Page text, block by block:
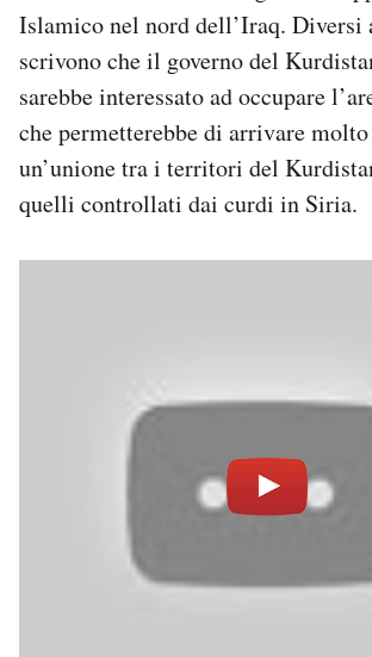
Islamico nel nord dell’Iraq. Diversi
scrivono che il governo del
sarebbe interessato ad occupare
che permetterebbe di arrivare
un’unione tra i territori del
quelli controllati dai curdi in Siria.